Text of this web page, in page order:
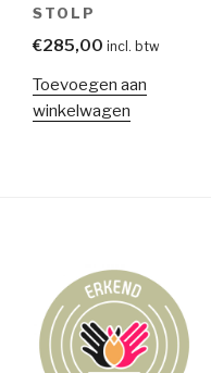
STOLP
€285,00 incl. btw
Toevoegen aan
winkelwagen